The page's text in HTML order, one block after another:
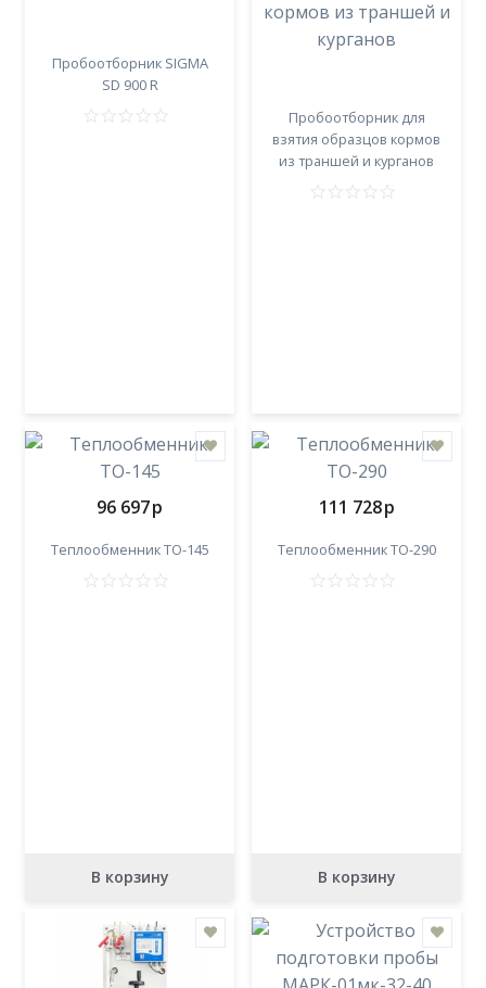
Пробоотборник SIGMA
SD 900 R
Пробоотборник для
взятия образцов кормов
из траншей и курганов
96 697p
Теплообменник ТО-145
В корзину
111 728p
Теплообменник ТО-290
В корзину